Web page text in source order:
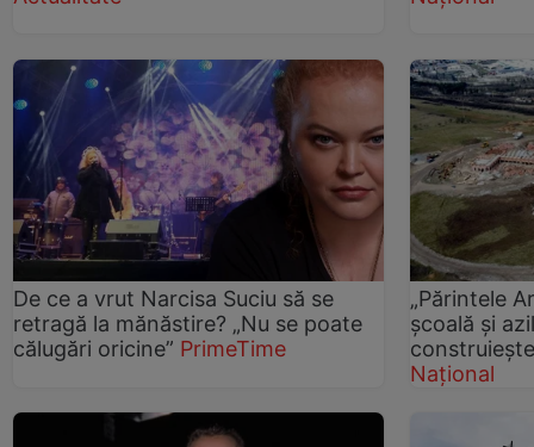
De ce a vrut Narcisa Suciu să se
retragă la mănăstire? „Nu se poate
călugări oricine” PrimeTime
„Părintele
școală și
Național